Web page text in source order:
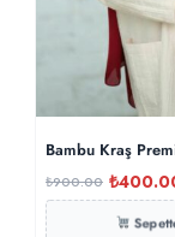
ACIKAHVEBambu Kraş
₺900.00 ₺